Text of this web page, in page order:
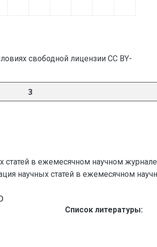
свободной лицензии CC BY-
3
в ежемесячном научном
научных статей в ежемесячном
Список литературы: